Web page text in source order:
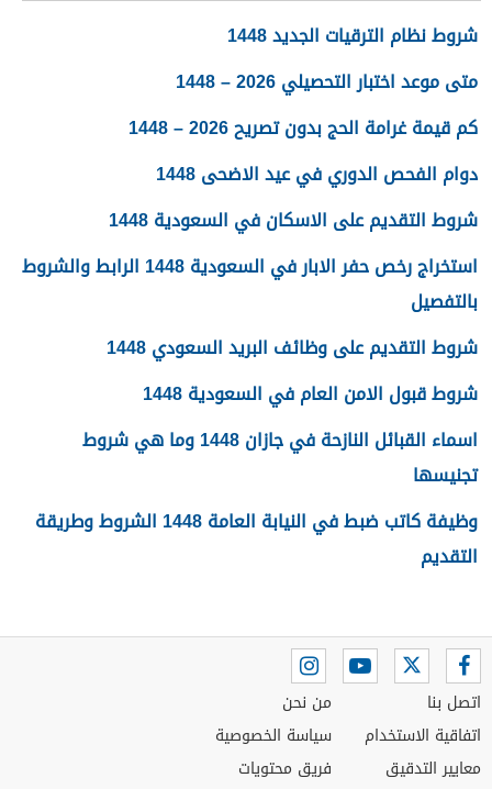
شروط نظام الترقيات الجديد 1448
متى موعد اختبار التحصيلي 2026 – 1448
كم قيمة غرامة الحج بدون تصريح 2026 – 1448
دوام الفحص الدوري في عيد الاضحى 1448
شروط التقديم على الاسكان في السعودية 1448
استخراج رخص حفر الابار في السعودية 1448 الرابط والشروط
بالتفصيل
شروط التقديم على وظائف البريد السعودي 1448
شروط قبول الامن العام في السعودية 1448
اسماء القبائل النازحة في جازان 1448 وما هي شروط
تجنيسها
وظيفة كاتب ضبط في النيابة العامة 1448 الشروط وطريقة
التقديم
اتصل بنا
اتفاقية الاستخدام
معايير التدقيق
من نحن
سياسة الخصوصية
فريق محتويات